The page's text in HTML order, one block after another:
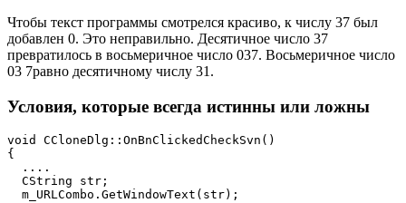
Чтобы текст программы смотрелся красиво, к числу 37 был
добавлен 0. Это неправильно. Десятичное число 37
превратилось в восьмеричное число 037. Восьмеричное число
03 7равно десятичному числу 31.
Условия, которые всегда истинны или ложны
void CCloneDlg::OnBnClickedCheckSvn()
{
  ....
  CString str;
  m_URLCombo.GetWindowText(str);